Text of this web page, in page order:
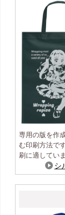
専用の版を作
む印刷方法で
刷に適していま
シ